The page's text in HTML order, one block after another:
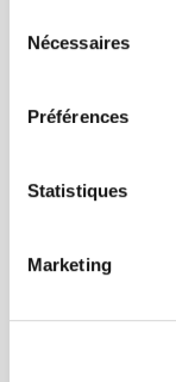
Nécessaires
Préférences
Statistiques
Marketing
50%